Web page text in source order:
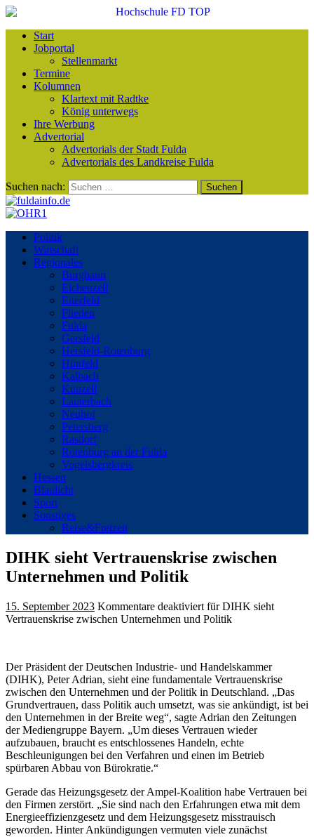
Start
Jobportal
Stellenmarkt
Termine
Kolumnen
Klartext mit Radtke
König unterwegs
Ihre Werbung
Advertorial
Advertorials der Stadt Fulda
Advertorials des Landkreise Fulda
Suchen nach:
Politik
Wirtschaft
Regionales
Burghaun
Eichenzell
Eiterfeld
Flieden
Fulda
Gersfeld
Hersfeld-Rotenburg
Hünfeld
Kalbach
Künzell
Lauterbach
Neuhof
Petersberg
Rasdorf
Rotenburg an der Fulda
Vogelsbergkreis
Hessen
Blaulicht
Sport
Sonstiges
Reise&Freizeit
DIHK sieht Vertrauenskrise zwischen
Unternehmen und Politik
15. September 2023 Kommentare deaktiviert für DIHK sieht
Vertrauenskrise zwischen Unternehmen und Politik
Der Präsident der Deutschen Industrie- und Handelskammer
(DIHK), Peter Adrian, sieht eine fundamentale Vertrauenskrise
zwischen den Unternehmen und der Politik in Deutschland. „Das
Grundvertrauen, dass Politik auch umsetzt, was sie ankündigt, ist bei
den Unternehmen in der Breite weg“, sagte Adrian den Zeitungen
der Mediengruppe Bayern. „Um dieses Vertrauen wieder
aufzubauen, braucht es entschlossenes Handeln, echte
Beschleunigungen bei den Verfahren und einen im Betrieb
spürbaren Abbau von Bürokratie.“
Gerade das Heizungsgesetz der Ampel-Koalition habe Vertrauen bei
den Firmen zerstört. „Sie sind nach den Erfahrungen etwa mit dem
Energieeffizienzgesetz und dem Heizungsgesetz misstrauisch
geworden. Hinter Ankündigungen vermuten viele zunächst